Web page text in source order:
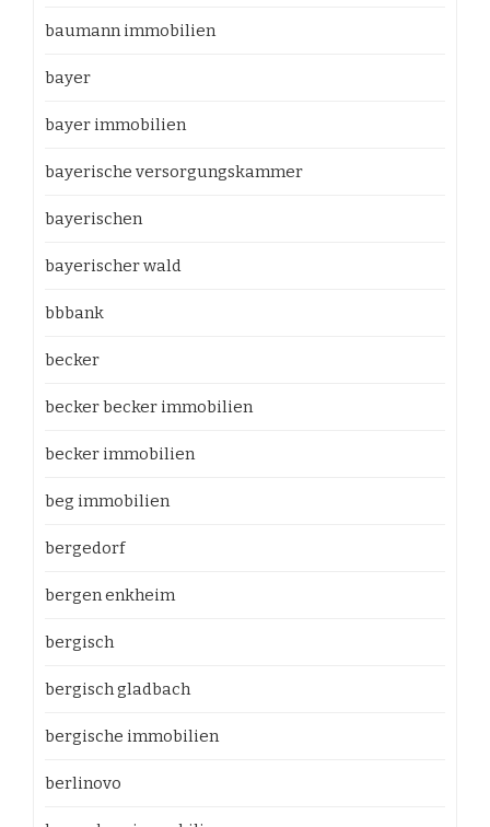
baumann immobilien
bayer
bayer immobilien
bayerische versorgungskammer
bayerischen
bayerischer wald
bbbank
becker
becker becker immobilien
becker immobilien
beg immobilien
bergedorf
bergen enkheim
bergisch
bergisch gladbach
bergische immobilien
berlinovo